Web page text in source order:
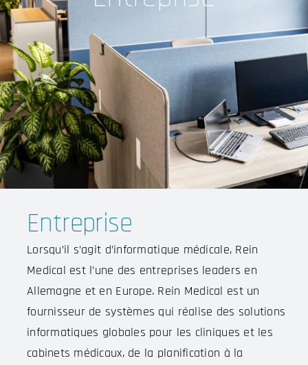
Entreprise
Lorsqu’il s’agit d’informatique médicale, Rein
Medical est l’une des entreprises leaders en
Allemagne et en Europe. Rein Medical est un
fournisseur de systèmes qui réalise des solutions
informatiques globales pour les cliniques et les
cabinets médicaux, de la planification à la